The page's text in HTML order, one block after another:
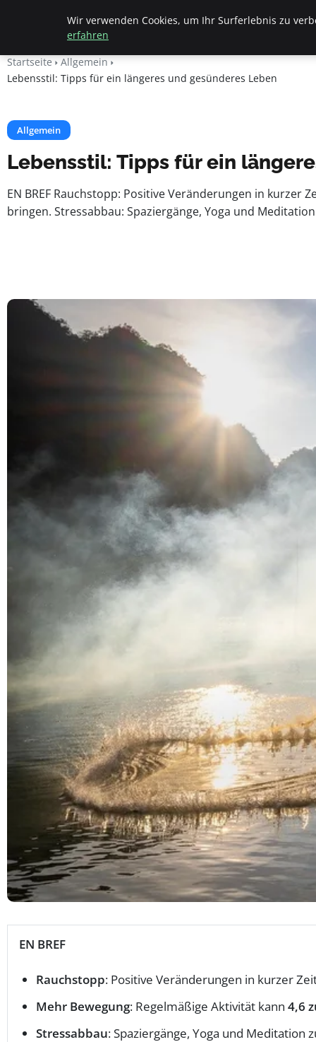
Beyond Surface
Startseite
Allgemein
Lebensstil: Tipps für ein längeres und gesünderes Leben
Allgemein
Lebensstil: Tipps für ein
EN BREF Rauchstopp: Positive Veränderungen in kurzer
bringen. Stressabbau: Spaziergänge, Yoga und
EN BREF
Rauchstopp: Positive Veränderungen in kurzer
Mehr Bewegung: Regelmäßige Aktivität kann 4,6
Stressabbau: Spaziergänge, Yoga und Meditation
Wir verwenden Cookies, um Ihr Surferlebnis zu
erfahren